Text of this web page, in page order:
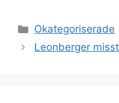
Kategorier
Okategoriserade
Inläggsnavigering
Leonberger